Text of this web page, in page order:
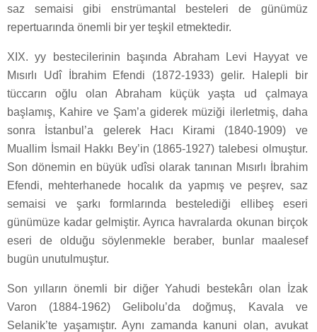
saz semaisi gibi enstrümantal besteleri de günümüz
repertuarında önemli bir yer teşkil etmektedir.
XIX. yy bestecilerinin başında Abraham Levi Hayyat ve
Mısırlı Udî İbrahim Efendi (1872-1933) gelir. Halepli bir
tüccarın oğlu olan Abraham küçük yaşta ud çalmaya
başlamış, Kahire ve Şam’a giderek müziği ilerletmiş, daha
sonra İstanbul’a gelerek Hacı Kirami (1840-1909) ve
Muallim İsmail Hakkı Bey’in (1865-1927) talebesi olmuştur.
Son dönemin en büyük udîsi olarak tanınan Mısırlı İbrahim
Efendi, mehterhanede hocalık da yapmış ve peşrev, saz
semaisi ve şarkı formlarında bestelediği ellibeş eseri
günümüze kadar gelmiştir. Ayrıca havralarda okunan birçok
eseri de olduğu söylenmekle beraber, bunlar maalesef
bugün unutulmuştur.
Son yılların önemli bir diğer Yahudi bestekârı olan İzak
Varon (1884-1962) Gelibolu’da doğmuş, Kavala ve
Selanik’te yaşamıştır. Aynı zamanda kanuni olan, avukat